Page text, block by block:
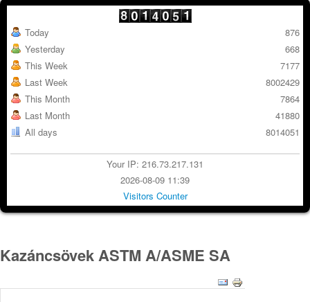
Today
Yesterday
This Week
Last Week
This Month
Last Month
All days
876
668
7177
8002429
7864
41880
8014051
Your IP: 216.73.217.131
2026-08-09 11:39
Visitors Counter
Kazáncsövek ASTM A/ASME SA